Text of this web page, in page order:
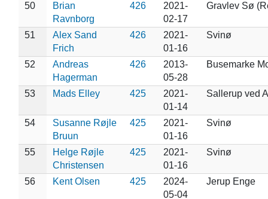
50
Brian
Ravnborg
426
2021-
02-17
Gravlev Sø
51
Alex Sand
Frich
426
2021-
01-16
Svinø
52
Andreas
Hagerman
426
2013-
05-28
Busemarke
53 Mads Elley 425
2021-
01-14
Sallerup ved
54
Susanne Røjle
Bruun
425
2021-
01-16
Svinø
55
Helge Røjle
Christensen
425
2021-
01-16
Svinø
56 Kent Olsen 425
2024-
05-04
Jerup Enge